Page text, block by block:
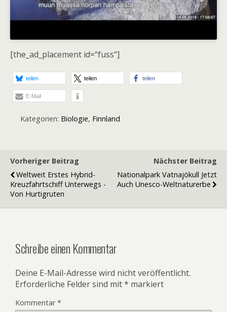
[the_ad_placement id=“fuss“]
teilen teilen teilen
E-Mail
Kategorien: Biologie, Finnland
Vorheriger Beitrag
Weltweit Erstes Hybrid-
Kreuzfahrtschiff Unterwegs -
Von Hurtigruten
Nächster Beitrag
Nationalpark Vatnajökull Jetzt
Auch Unesco-Weltnaturerbe
Schreibe einen Kommentar
Deine E-Mail-Adresse wird nicht veröffentlicht.
Erforderliche Felder sind mit* markiert
Kommentar*